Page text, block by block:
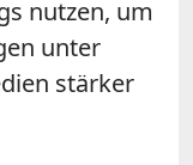
nutzen, um
unter
stärker